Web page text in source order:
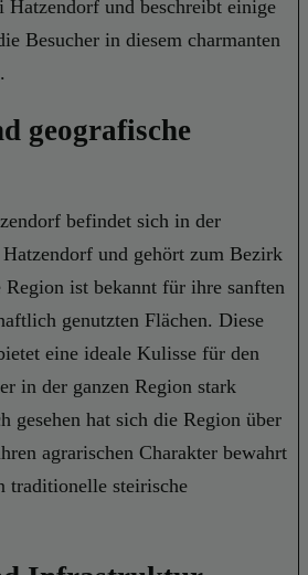
Hatzendorf und beschreibt einige
Besucher in diesem charmanten
geografische
befindet sich in der
und gehört zum Bezirk
Region ist bekannt für ihre sanften
genutzten Flächen. Diese
eine ideale Kulisse für den
in der ganzen Region stark
gesehen hat sich die Region über
agrarischen Charakter bewahrt
traditionelle steirische